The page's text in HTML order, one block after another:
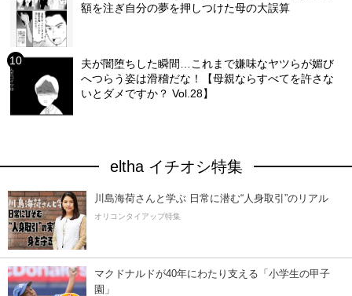
額を注ぎ自分の夢を押しつけた母の大誤算
夫が闇堕ちした瞬間…これまで嫌味なヤツらが媚び
へつらう姿は滑稽だな！【母親ならすべてを許さな
いとダメですか？ Vol.28】
eltha イチオシ特集
川島海荷さんと学ぶ 日常に潜む“人身取引”のリアル
オリコンタイアップ特集
マクドナルドが40年にわたり支える「小学生の甲子
園」